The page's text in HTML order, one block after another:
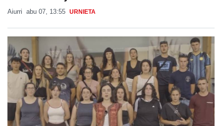
Aiurri abu 07, 13:55 URNIETA